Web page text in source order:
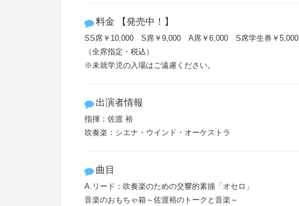
料金 【発売中！】
SS席￥10,000 S席￥9,000 A席￥6,000 S席学生券￥5,000
（全席指定・税込）
※未就学児の入場はご遠慮ください。
出演者情報
指揮：佐渡 裕
吹奏楽：シエナ・ウインド・オーケストラ
曲目
A.リード：吹奏楽のための交響的素描「オセロ」
音楽のおもちゃ箱～佐渡裕のトークと音楽～